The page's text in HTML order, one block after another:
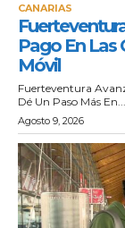
CANARIAS
Pago En Las
Móvil
Fuerteventura
Dé Un Paso Más En...
Agosto 9, 2026